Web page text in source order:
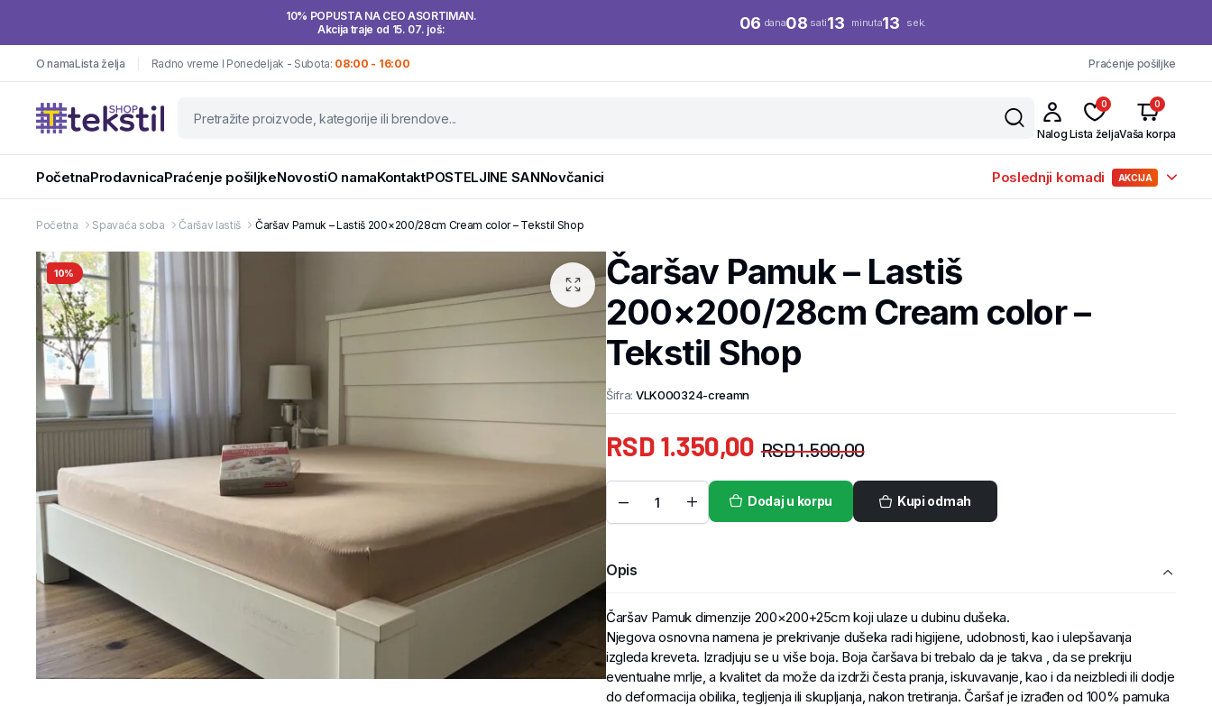
10% POPUSTA NA CEO ASORTIMAN.
Akcija traje od 15. 07. još:
06 dana08 sati13 minuta13 sek.
O namaLista želja Radno vreme I Ponedeljak - Subota: 08:00 - 16:00 Praćenje pošiljke
Nalog
0
Lista želja
0
Vaša korpa
PočetnaProdavnicaPraćenje pošiljkeNovostiO namaKontaktPOSTELJINE SANNovčanici Poslednji komadi AKCIJA
Početna Spavaća soba Čaršav lastiš Čaršav Pamuk – Lastiš 200×200/28cm Cream color – Tekstil Shop
10%
Čaršav Pamuk – Lastiš
200×200/28cm Cream color –
Tekstil Shop
Šifra: VLK000324-creamn
RSD1.500,00
RSD1.350,00
Dodaj u korpu Kupi odmah
Opis
Čaršav Pamuk dimenzije 200×200+25cm koji ulaze u dubinu dušeka.
Njegova osnovna namena je prekrivanje dušeka radi higijene, udobnosti, kao i ulepšavanja
izgleda kreveta. Izradjuju se u više boja. Boja čaršava bi trebalo da je takva , da se prekriju
eventualne mrlje, a kvalitet da može da izdrži česta pranja, iskuvavanje, kao i da neizbledi ili dodje
do deformacija obilika, tegljenja ili skupljanja, nakon tretiranja. Čaršaf je izrađen od 100% pamuka